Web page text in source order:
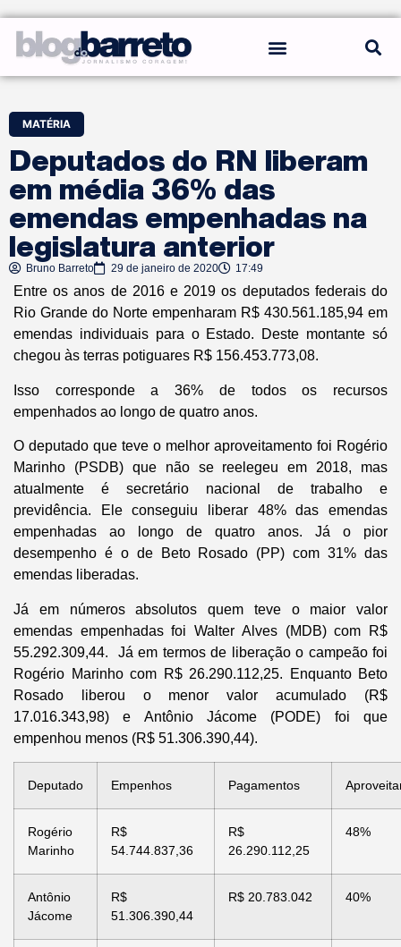
MATÉRIA
Deputados do RN liberam
em média 36% das
emendas empenhadas na
legislatura anterior
Bruno Barreto 29 de janeiro de 2020 17:49
Entre os anos de 2016 e 2019 os deputados federais do
Rio Grande do Norte empenharam R$ 430.561.185,94 em
emendas individuais para o Estado. Deste montante só
chegou às terras potiguares R$ 156.453.773,08.
Isso corresponde a 36% de todos os recursos
empenhados ao longo de quatro anos.
O deputado que teve o melhor aproveitamento foi Rogério
Marinho (PSDB) que não se reelegeu em 2018, mas
atualmente é secretário nacional de trabalho e
previdência. Ele conseguiu liberar 48% das emendas
empenhadas ao longo de quatro anos. Já o pior
desempenho é o de Beto Rosado (PP) com 31% das
emendas liberadas.
Já em números absolutos quem teve o maior valor
emendas empenhadas foi Walter Alves (MDB) com R$
55.292.309,44. Já em termos de liberação o campeão foi
Rogério Marinho com R$ 26.290.112,25. Enquanto Beto
Rosado liberou o menor valor acumulado (R$
17.016.343,98) e Antônio Jácome (PODE) foi que
empenhou menos (R$ 51.306.390,44).
Deputado Empenhos Pagamentos
Rogério
Marinho
R$
54.744.837,36
R$
26.290.112,25
48%
Antônio
Jácome
R$
51.306.390,44
R$ 20.783.042 40%